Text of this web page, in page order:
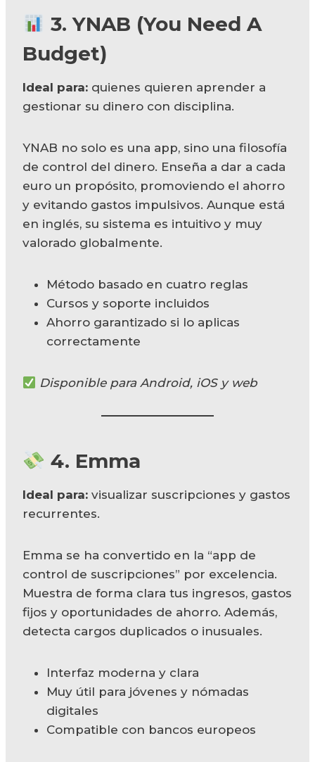
3.YNAB (You Need A
Budget)
Ideal para: quienes quieren aprender a
gestionar su dinero con disciplina.
YNAB no solo es una app, sino una filosofía
de control del dinero. Enseña a dar a cada
euro un propósito, promoviendo el ahorro
y evitando gastos impulsivos. Aunque está
en inglés, su sistema es intuitivo y muy
valorado globalmente.
Método basado en cuatro reglas
Cursos y soporte incluidos
Ahorro garantizado si lo aplicas
correctamente
Disponible para Android, iOS y web
4. Emma
Ideal para: visualizar suscripciones y gastos
recurrentes.
Emma se ha convertido en la “app de
control de suscripciones” por excelencia.
Muestra de forma clara tus ingresos, gastos
fijos y oportunidades de ahorro. Además,
detecta cargos duplicados o inusuales.
Interfaz moderna y clara
Muy útil para jóvenes y nómadas
digitales
Compatible con bancos europeos